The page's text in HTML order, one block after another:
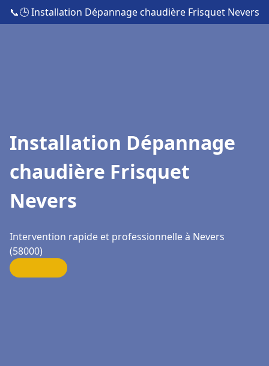
📞🕒 Installation Dépannage chaudière Frisquet Nevers
Installation Dépannage
chaudière Frisquet
Nevers
Intervention rapide et professionnelle à Nevers
(58000)